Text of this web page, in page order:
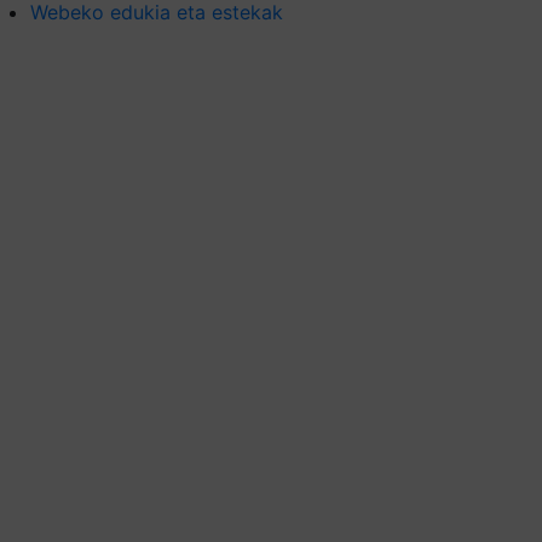
Webeko edukia eta estekak